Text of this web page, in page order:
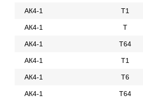
АК4-1 Т1
АК4-1 Т
АК4-1 Т64
АК4-1 Т1
АК4-1 Т6
АК4-1 Т64